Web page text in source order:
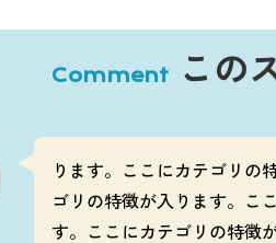
Comment この
ります。ここにカテゴリの
ゴリの特徴が入ります。こ
す。ここにカテゴリの特徴